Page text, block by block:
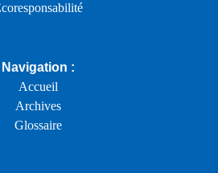
Navigation :
Accueil
Archives
Glossaire